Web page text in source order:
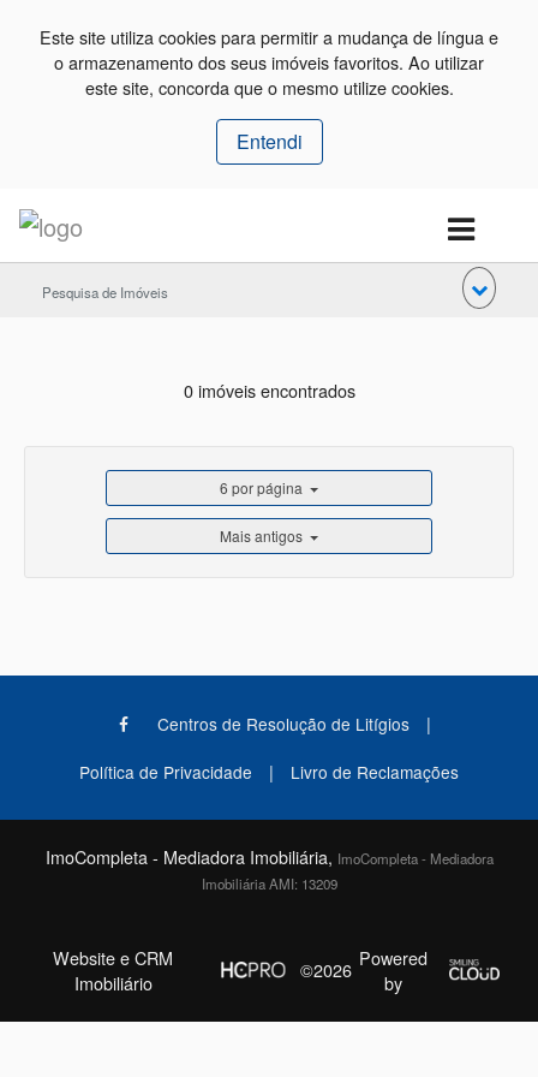
Este site utiliza cookies para permitir a mudança de língua e
o armazenamento dos seus imóveis favoritos. Ao utilizar
este site, concorda que o mesmo utilize cookies.
Entendi
Pesquisa de Imóveis
0 imóveis encontrados
6 por página
Mais antigos
Centros de Resolução de Litígios |
Política de Privacidade | Livro de Reclamações
ImoCompleta - Mediadora Imobiliária, ImoCompleta - Mediadora
Imobiliária AMI: 13209
Website e CRM
Imobiliário
©2026 Powered
by